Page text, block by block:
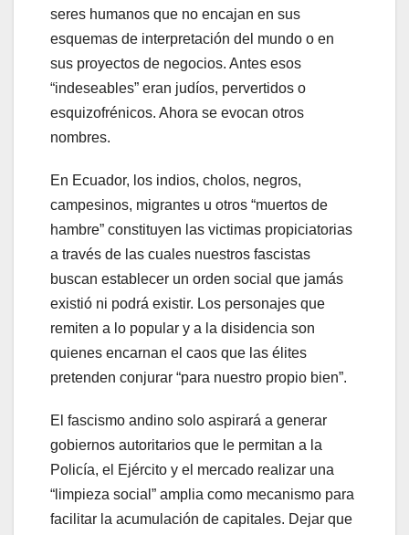
seres humanos que no encajan en sus
esquemas de interpretación del mundo o en
sus proyectos de negocios. Antes esos
“indeseables” eran judíos, pervertidos o
esquizofrénicos. Ahora se evocan otros
nombres.
En Ecuador, los indios, cholos, negros,
campesinos, migrantes u otros “muertos de
hambre” constituyen las victimas propiciatorias
a través de las cuales nuestros fascistas
buscan establecer un orden social que jamás
existió ni podrá existir. Los personajes que
remiten a lo popular y a la disidencia son
quienes encarnan el caos que las élites
pretenden conjurar “para nuestro propio bien”.
El fascismo andino solo aspirará a generar
gobiernos autoritarios que le permitan a la
Policía, el Ejército y el mercado realizar una
“limpieza social” amplia como mecanismo para
facilitar la acumulación de capitales. Dejar que